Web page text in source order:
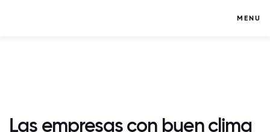
MENU
Las empresas con buen clima